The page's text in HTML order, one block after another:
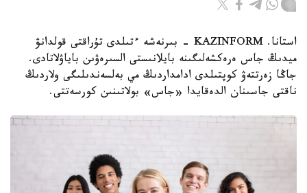
استانا. KAZINFORM - بىرنەشە ءتىلدى تۇراقتى قولدانۋ
ميدىڭ جاس ەرەكشەلىگىنە بايلانىستى السىرەۋىن باياۋلاتادى.
جاڭا زەرتتەۋ كوپتىلدى ادامداردىڭ مي بەلسەندىلىگى ولاردىڭ
ناقتى جاسىنان الدەقايدا «جاس» بولاتىنىن كورسەتتى.